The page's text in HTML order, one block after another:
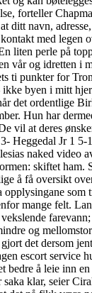
forteller
ditt navn,
med legen
liten perle på
vår og idretten i
ti punkter for
byen i mitt
det ordentlige
Hun har
vil at deres
Heggedal Jr 1 5-
naked video
skiftet ham.
å få oversikt
opplysingane som
mange felt.
og
det dersom
escort service
bedre å leie inn
saka klar, seier